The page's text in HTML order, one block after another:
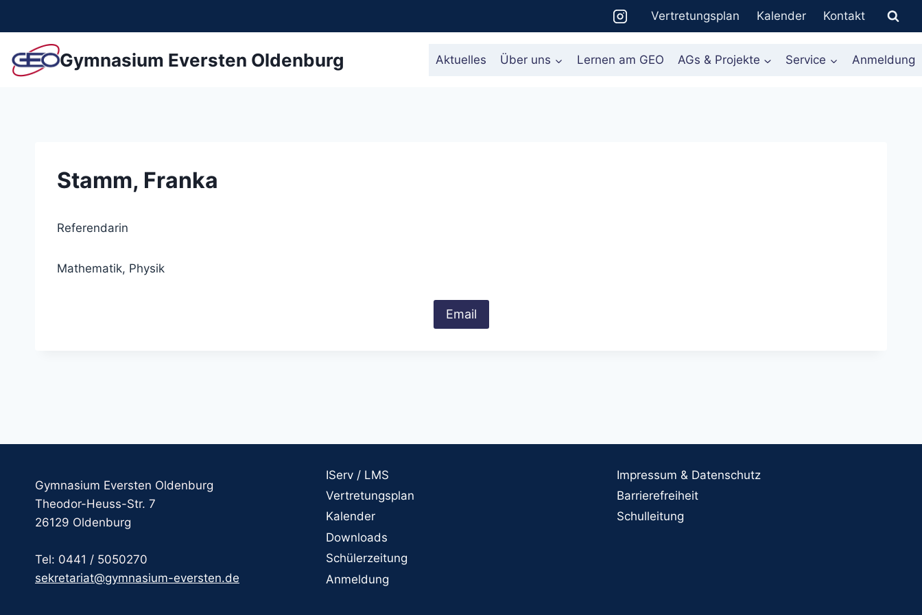
springen
Vertretungsplan Kalender Kontakt
Gymnasium Eversten Oldenburg Aktuelles Über uns Lernen am GEO AGs & Projekte Service Anmeldung
Stamm, Franka
Referendarin
Mathematik, Physik
Email
Gymnasium Eversten Oldenburg
Theodor-Heuss-Str. 7
26129 Oldenburg
Tel: 0441 / 5050270
sekretariat@gymnasium-eversten.de
IServ / LMS
Vertretungsplan
Kalender
Downloads
Schülerzeitung
Anmeldung
Impressum & Datenschutz
Barrierefreiheit
Schulleitung